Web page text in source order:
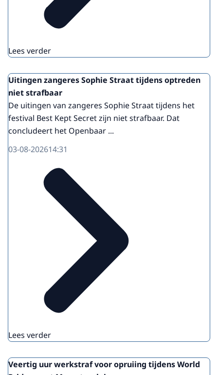
Lees verder
Uitingen zangeres Sophie Straat tijdens optreden
niet strafbaar
De uitingen van zangeres Sophie Straat tijdens het
festival Best Kept Secret zijn niet strafbaar. Dat
concludeert het Openbaar ...
03-08-202614:31
Lees verder
Veertig uur werkstraf voor opruiing tijdens World